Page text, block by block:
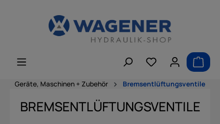
Geräte, Maschinen + Zubehör Bremsentlüftungsventile
BREMSENTLÜFTUNGSVENTILE